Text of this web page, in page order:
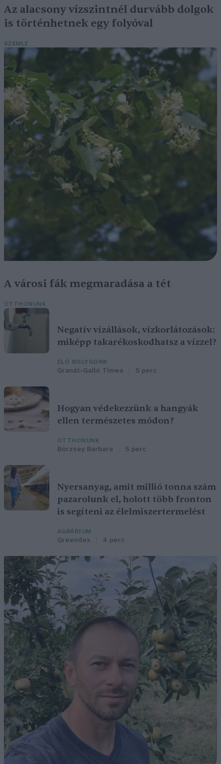
Az alacsony vízszintnél durvább dolgok
is történhetnek egy folyóval
SZEMLE
A városi fák megmaradása a tét
OTTHONUNK
Negatív vízállások, vízkorlátozások:
miképp takarékoskodhatsz a vízzel?
ÉLŐ BOLYGÓNK
Granát-Galló Tímea 5 perc
Hogyan védekezzünk a hangyák
ellen természetes módon?
OTTHONUNK
Börzsey Barbara 5 perc
Nyersanyag, amit millió tonna szám
pazarolunk el, holott több fronton
is segíteni az élelmiszertermelést
AGRÁRIUM
Greendex 4 perc